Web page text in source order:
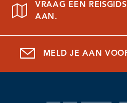
VRAAG EEN
AAN.
MELD JE AAN